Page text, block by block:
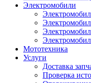
Электромобили
Мототехника
Услуги
Доставка
Проверка